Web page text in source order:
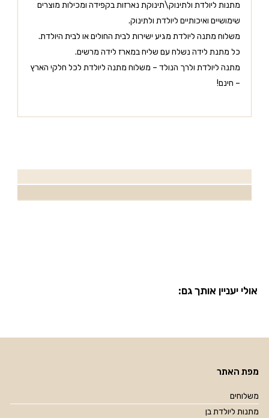
מתנות ליולדת ולתינוק\תינוקת נארזות בקפידה ומכילות מוצרים
שימושיים ואיכותיים ליולדת ולתינוק.
משלוח מתנה ליולדת מגיע ישירות לבית החולים או לבית היולדת.
כל מתנת לידה נשלח עם שליח במארז לידה מרשים.
מתנה ליולדת ולרך הנולד – משלוח מתנה ליולדת לכל חלקי הארץ
– חינם!
אולי יעניין אותך גם:
מפת האתר
משלוחים
מתנות ליולדת בן